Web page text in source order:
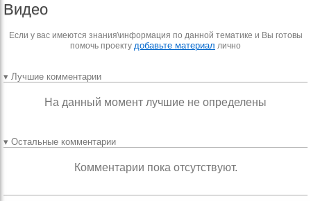
Видео
Если у вас имеются знания\информация по данной тематике и Вы готовы
помочь проекту добавьте материал лично
▾ Лучшие комментарии
На данный момент лучшие не определены
▾ Остальные комментарии
Комментарии пока отсутствуют.